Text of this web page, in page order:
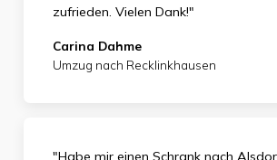
zufrieden. Vielen Dank!"
Carina Dahme
Umzug nach Recklinkhausen
"Habe mir einen Schrank nach